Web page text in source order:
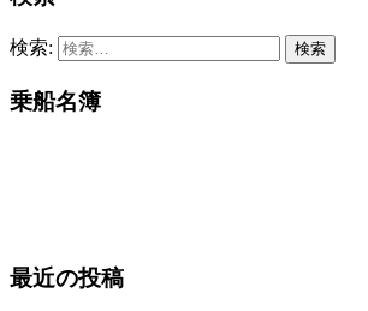
検索:
乗船名簿
最近の投稿